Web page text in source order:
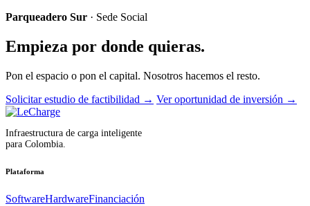
Parqueadero Sur · Sede Social
Empieza por donde quieras.
Pon el espacio o pon el capital. Nosotros hacemos el resto.
Solicitar estudio de factibilidad → Ver oportunidad de inversión →
Infraestructura de carga inteligente
para Colombia.
Plataforma
SoftwareHardwareFinanciación